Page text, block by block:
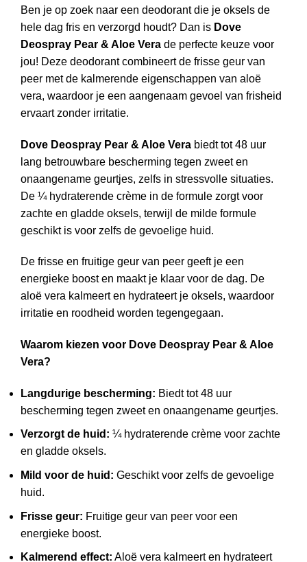
Ben je op zoek naar een deodorant die je oksels de
hele dag fris en verzorgd houdt? Dan is Dove
Deospray Pear & Aloe Vera de perfecte keuze voor
jou! Deze deodorant combineert de frisse geur van
peer met de kalmerende eigenschappen van aloë
vera, waardoor je een aangenaam gevoel van frisheid
ervaart zonder irritatie.
Dove Deospray Pear & Aloe Vera biedt tot 48 uur
lang betrouwbare bescherming tegen zweet en
onaangename geurtjes, zelfs in stressvolle situaties.
De ¼ hydraterende crème in de formule zorgt voor
zachte en gladde oksels, terwijl de milde formule
geschikt is voor zelfs de gevoelige huid.
De frisse en fruitige geur van peer geeft je een
energieke boost en maakt je klaar voor de dag. De
aloë vera kalmeert en hydrateert je oksels, waardoor
irritatie en roodheid worden tegengegaan.
Waarom kiezen voor Dove Deospray Pear & Aloe
Vera?
Langdurige bescherming: Biedt tot 48 uur
bescherming tegen zweet en onaangename geurtjes.
Verzorgt de huid: ¼ hydraterende crème voor zachte
en gladde oksels.
Mild voor de huid: Geschikt voor zelfs de gevoelige
huid.
Frisse geur: Fruitige geur van peer voor een
energieke boost.
Kalmerend effect: Aloë vera kalmeert en hydrateert